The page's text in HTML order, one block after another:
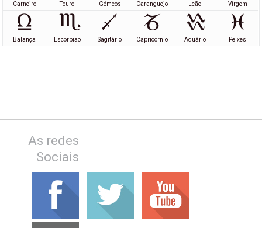
Carneiro Touro Gémeos Caranguejo Leão Virgem
Balança Escorpião Sagitário Capricórnio Aquário Peixes
As redes
Sociais